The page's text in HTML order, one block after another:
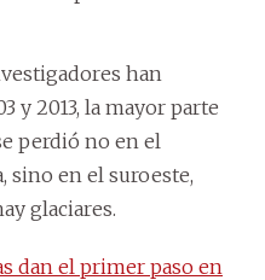
han
y 2013, la mayor parte
perdió no en el
sino en el suroeste,
glaciares.
dan el primer paso en